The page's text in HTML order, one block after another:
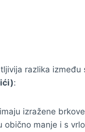
razlika između
:
izražene
obično manje i s